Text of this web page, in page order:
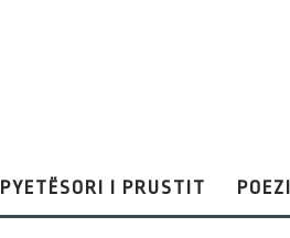
PYETËSORI I PRUSTIT POEZI